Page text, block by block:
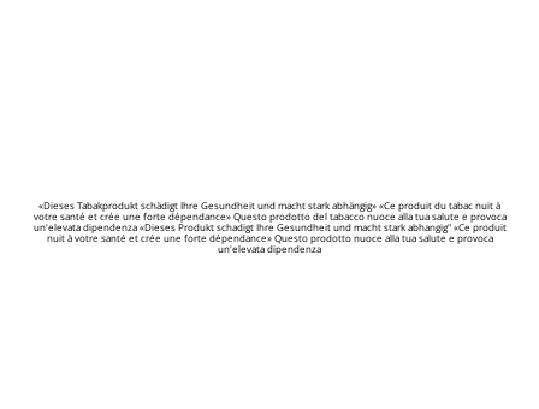
«Dieses Tabakprodukt schädigt Ihre Gesundheit und macht stark abhängig» «Ce produit du tabac nuit à
votre santé et crée une forte dépendance» Questo prodotto del tabacco nuoce alla tua salute e provoca
un'elevata dipendenza «Dieses Produkt schadigt Ihre Gesundheit und macht stark abhangig" «Ce produit
nuit à votre santé et crée une forte dépendance» Questo prodotto nuoce alla tua salute e provoca
un'elevata dipendenza